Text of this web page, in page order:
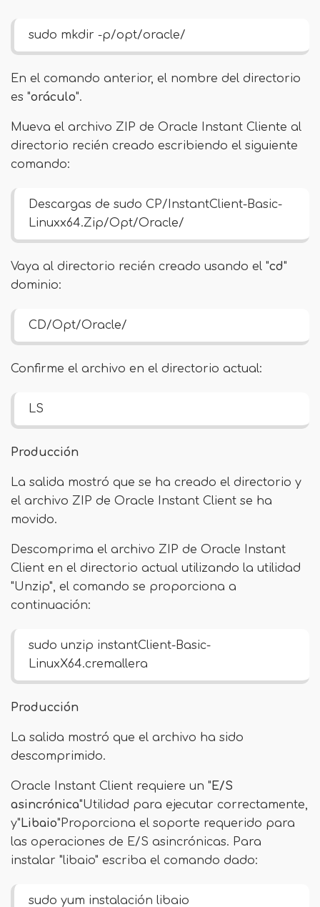
sudo mkdir -p/opt/oracle/
En el comando anterior, el nombre del directorio
es "oráculo".
Mueva el archivo ZIP de Oracle Instant Cliente al
directorio recién creado escribiendo el siguiente
comando:
Descargas de sudo CP/InstantClient-Basic-
Linuxx64.Zip/Opt/Oracle/
Vaya al directorio recién creado usando el "cd"
dominio:
CD/Opt/Oracle/
Confirme el archivo en el directorio actual:
LS
Producción
La salida mostró que se ha creado el directorio y
el archivo ZIP de Oracle Instant Client se ha
movido.
Descomprima el archivo ZIP de Oracle Instant
Client en el directorio actual utilizando la utilidad
"Unzip", el comando se proporciona a
continuación:
sudo unzip instantClient-Basic-
LinuxX64.cremallera
Producción
La salida mostró que el archivo ha sido
descomprimido.
Oracle Instant Client requiere un "E/S
asincrónica"Utilidad para ejecutar correctamente,
y"Libaio"Proporciona el soporte requerido para
las operaciones de E/S asincrónicas. Para
instalar "libaio" escriba el comando dado:
sudo yum instalación libaio